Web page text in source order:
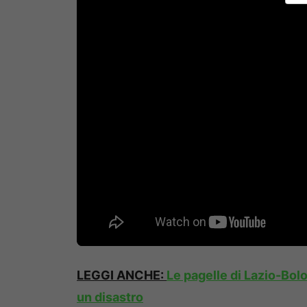
LEGGI ANCHE: Le pagelle di Lazio-
un disastro